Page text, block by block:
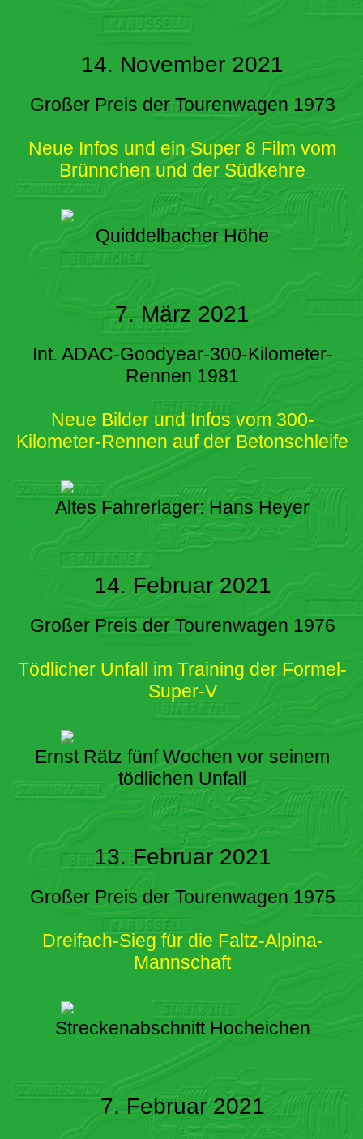
14. November 2021
Großer Preis der Tourenwagen 1973
Neue Infos und ein Super 8 Film vom
Brünnchen und der Südkehre
Quiddelbacher Höhe
7. März 2021
Int. ADAC-Goodyear-300-Kilometer-
Rennen 1981
Neue Bilder und Infos vom 300-
Kilometer-Rennen auf der Betonschleife
Altes Fahrerlager: Hans Heyer
14. Februar 2021
Großer Preis der Tourenwagen 1976
Tödlicher Unfall im Training der Formel-
Super-V
Ernst Rätz fünf Wochen vor seinem
tödlichen Unfall
13. Februar 2021
Großer Preis der Tourenwagen 1975
Dreifach-Sieg für die Faltz-Alpina-
Mannschaft
Streckenabschnitt Hocheichen
7. Februar 2021